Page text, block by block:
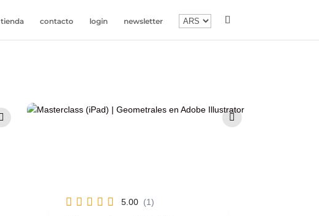
tienda contacto login newsletter
5.00 (1)